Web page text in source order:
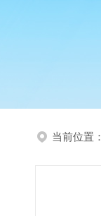
当前位置：